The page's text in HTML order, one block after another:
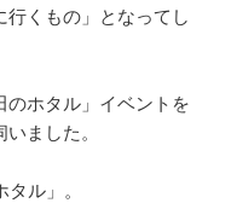
行くもの」となってし
のホタル」イベントを
ました。
ル」。